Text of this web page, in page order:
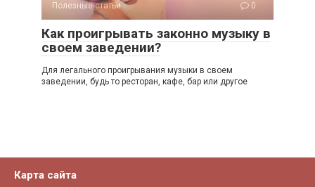
Полезные статьи 0
Как проигрывать законно музыку в
своем заведении?
Для легального проигрывания музыки в своем
заведении, будь то ресторан, кафе, бар или другое
Карта сайта